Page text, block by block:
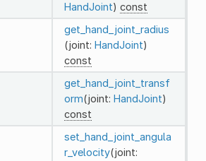
HandJoint) const
get_hand_joint_radius
(joint: HandJoint)
const
get_hand_joint_transf
orm(joint: HandJoint)
const
set_hand_joint_angula
r_velocity(joint: